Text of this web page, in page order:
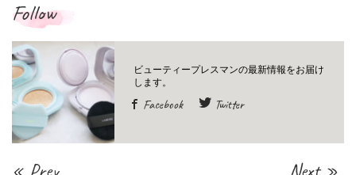
Follow
Facebook Twitter